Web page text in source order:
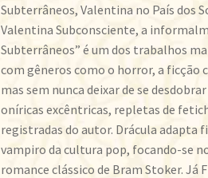
Subterrâneos, Valentina no País dos
Valentina Subconsciente, a
Subterrâneos” é um dos trabalhos
com gêneros como o horror, a ficção
mas sem nunca deixar de se
oníricas excêntricas, repletas de
registradas do autor. Drácula
vampiro da cultura pop, focando-se
romance clássico de Bram Stoker.